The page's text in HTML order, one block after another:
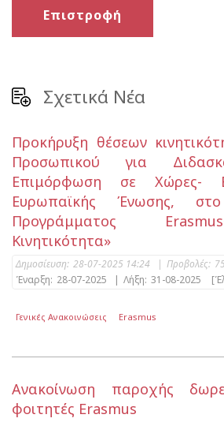
Επιστροφή
Σχετικά Νέα
Προκήρυξη θέσεων
Προσωπικού για
Επιμόρφωση σε Χώρες-
Ευρωπαϊκής Ένωσης,
Προγράμματος
Κινητικότητα»
Δημοσίευση: 28-07-2025 14:24 | Προβολές:
Έναρξη: 28-07-2025 | Λήξη: 31-08-2025
Γενικές Ανακοινώσεις Erasmus
Ανακοίνωση παροχής
φοιτητές Erasmus